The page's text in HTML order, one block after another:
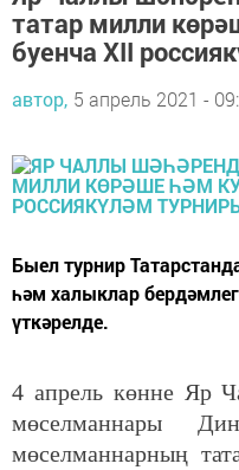
татар милли
буенча XII
автор, 5 апрель 2021 -
Быел турнир
һәм халыклар
үткәрелде.
4 апрель көнне Яр
мөселманнары
мөселманнарның